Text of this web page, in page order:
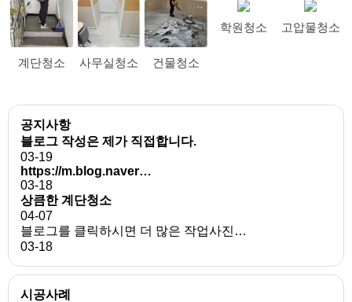
계단청소 사무실청소 건물청소
학원청소 고압물청소
공지사항
블로그 작성은 제가 직접합니다.
03-19
https://m.blog.naver…
03-18
상큼한 계단청소
04-07
블로그를 클릭하시면 더 많은 작업사진…
03-18
시공사례